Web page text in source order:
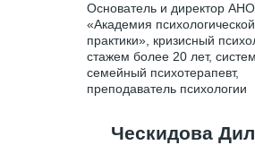
Основатель и директор
«Академия психологической
практики», кризисный
стажем более 20 лет,
семейный психотерапевт,
преподаватель психологии
Ческидова